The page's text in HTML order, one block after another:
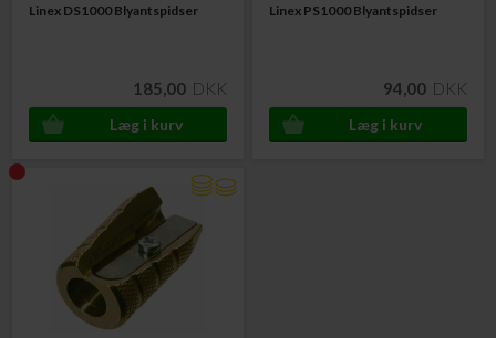
Linex DS1000 Blyantspidser
185,00 DKK
Linex PS1000 Blyantspidser
94,00 DKK